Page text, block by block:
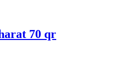
70 qr